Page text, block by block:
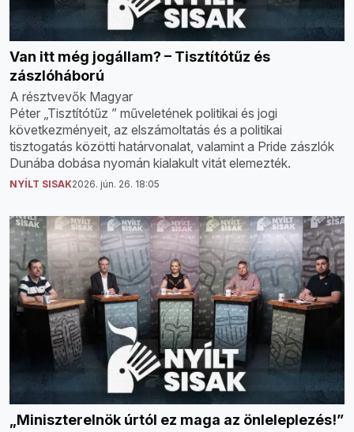
Van itt még jogállam? – Tisztítótűz és
zászlóháború
A résztvevők Magyar
Péter „Tisztítótűz ” műveletének politikai és jogi
következményeit, az elszámoltatás és a politikai
tisztogatás közötti határvonalat, valamint a Pride zászlók
Dunába dobása nyomán kialakult vitát elemezték.
NYÍLT SISAK2026. jún. 26. 18:05
„Miniszterelnök úrtól ez maga az önleleplezés!”